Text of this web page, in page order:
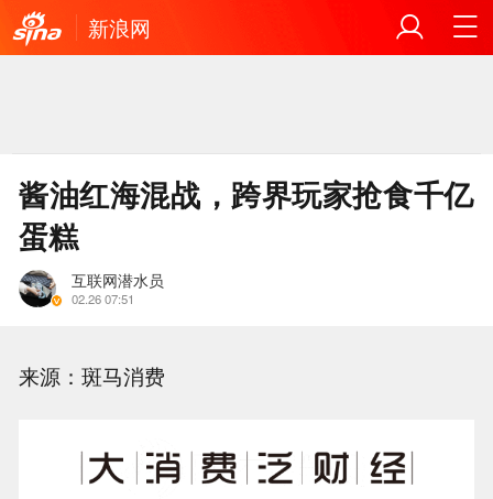
新浪网
酱油红海混战，跨界玩家抢食千亿
蛋糕
互联网潜水员
02.26 07:51
来源：斑马消费